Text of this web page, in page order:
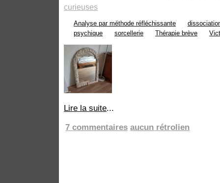
curieuses
Analyse par méthode réfléchissante
psychique
sorcellerie Thérapie brève
Lire la suite...
7 commentaires aucun rétrolien